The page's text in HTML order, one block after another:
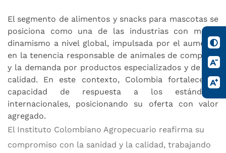
El segmento de alimentos y snacks para mascotas se
posiciona como una de las industrias con mayor
dinamismo a nivel global, impulsada por el aumento
en la tenencia responsable de animales de compañía
y la demanda por productos especializados y de alta
calidad. En este contexto, Colombia fortalece su
capacidad de respuesta a los estándares
internacionales, posicionando su oferta con valor
agregado.
El Instituto Colombiano Agropecuario reafirma su
compromiso con la sanidad y la calidad, trabajando